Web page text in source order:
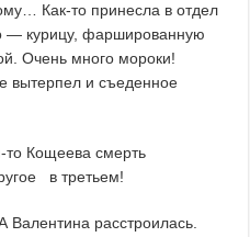
Как-то принесла в отдел
— курицу, фаршированную
Очень много мороки!
вытерпел и съеденное
то Кощеева смерть
в третьем!
Валентина расстроилась.